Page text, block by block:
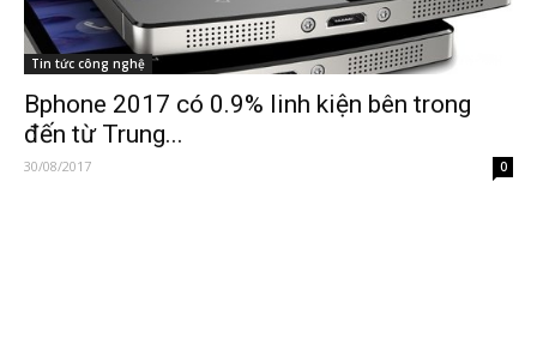
Tin tức công nghệ
Bphone 2017 có 0.9% linh kiện bên trong
đến từ Trung...
30/08/2017 0